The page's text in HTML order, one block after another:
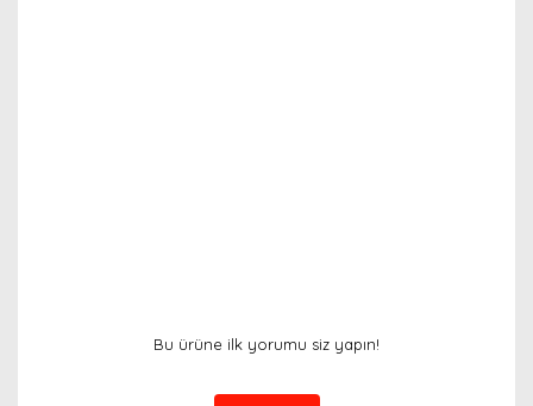
Bu ürüne ilk yorumu siz yapın!